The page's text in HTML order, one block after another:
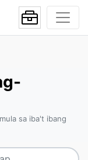
sa iba't ibang